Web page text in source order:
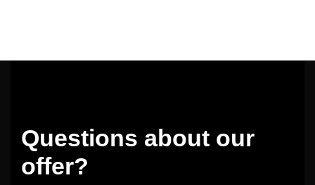
Questions about our
offer?